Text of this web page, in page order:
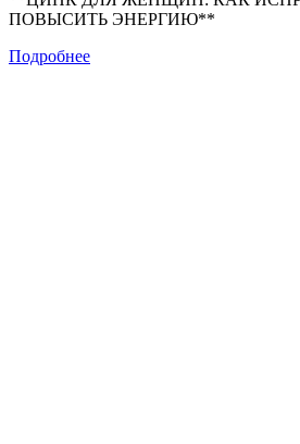
ПОВЫСИТЬ ЭНЕРГИЮ**
Подробнее